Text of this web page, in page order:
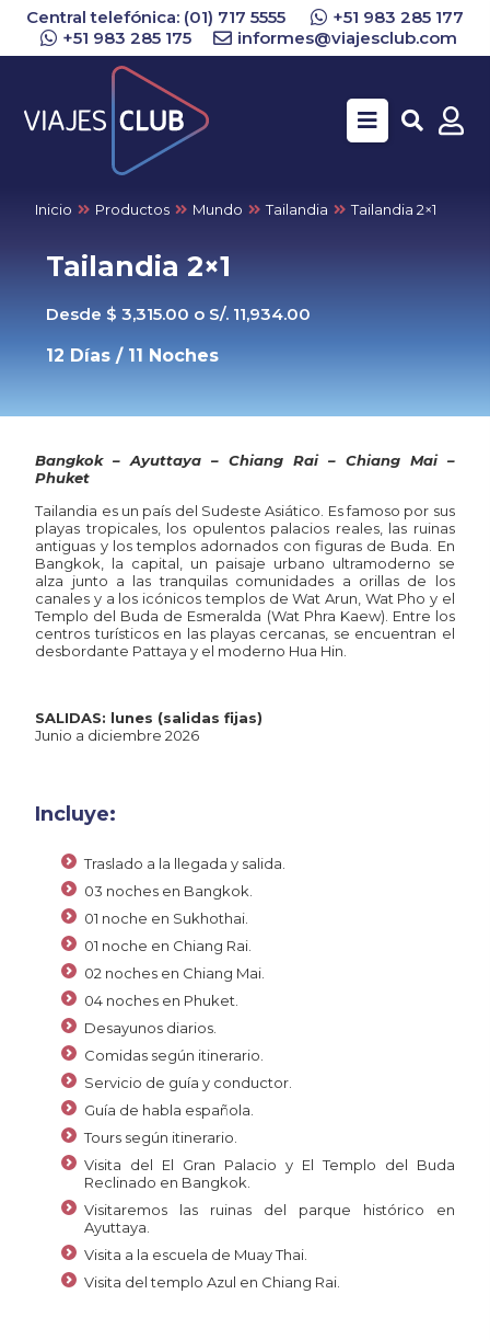
Central telefónica: (01) 717 5555
+51 983 285 177
+51 983 285 175
informes@viajesclub.com
Inicio Productos Mundo Tailandia Tailandia 2×1
Tailandia 2×1
Desde $ 3,315.00 o S/. 11,934.00
12 Días / 11 Noches
Bangkok – Ayuttaya – Chiang Rai – Chiang Mai –
Phuket
Tailandia es un país del Sudeste Asiático. Es famoso por sus
playas tropicales, los opulentos palacios reales, las ruinas
antiguas y los templos adornados con figuras de Buda. En
Bangkok, la capital, un paisaje urbano ultramoderno se
alza junto a las tranquilas comunidades a orillas de los
canales y a los icónicos templos de Wat Arun, Wat Pho y el
Templo del Buda de Esmeralda (Wat Phra Kaew). Entre los
centros turísticos en las playas cercanas, se encuentran el
desbordante Pattaya y el moderno Hua Hin.
SALIDAS: lunes (salidas fijas)
Junio a diciembre 2026
Incluye:
Traslado a la llegada y salida.
03 noches en Bangkok.
01 noche en Sukhothai.
01 noche en Chiang Rai.
02 noches en Chiang Mai.
04 noches en Phuket.
Desayunos diarios.
Comidas según itinerario.
Servicio de guía y conductor.
Guía de habla española.
Tours según itinerario.
Visita del El Gran Palacio y El Templo del Buda
Reclinado en Bangkok.
Visitaremos las ruinas del parque histórico en
Ayuttaya.
Visita a la escuela de Muay Thai.
Visita del templo Azul en Chiang Rai.